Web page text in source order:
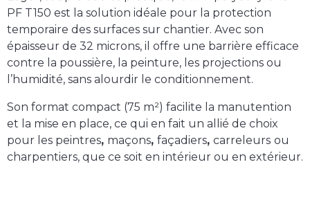
PF T150 est la solution idéale pour la protection
temporaire des surfaces sur chantier. Avec son
épaisseur de 32 microns, il offre une barrière efficace
contre la poussière, la peinture, les projections ou
l’humidité, sans alourdir le conditionnement.
Son format compact (75 m²) facilite la manutention
et la mise en place, ce qui en fait un allié de choix
pour les peintres, maçons, façadiers, carreleurs ou
charpentiers, que ce soit en intérieur ou en extérieur.